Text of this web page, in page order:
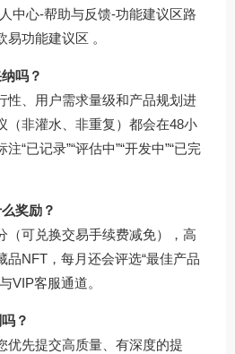
中心-帮助与反馈-功能建议区路
易功能建议区 。
吗？
性、用户需求量级和产品规划进
（非灌水、非重复）都会在48小
“已记录”“评估中”“开发中”“已完
奖励？
（可兑换交易手续费减免），高
品NFT，每月还会评选“最佳产品
VIP客服通道。
？
优先提交高质量、有深度的提